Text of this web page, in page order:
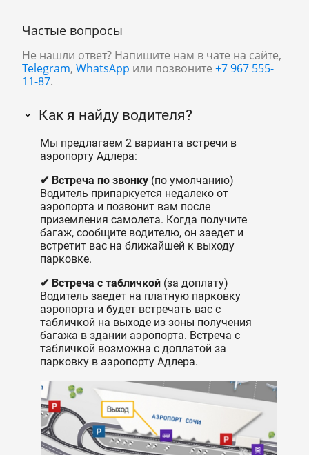
Частые вопросы
Не нашли ответ? Напишите нам в чате на сайте,
Telegram, WhatsApp или позвоните +7 967 555-
11-87.
Как я найду водителя?
Мы предлагаем 2 варианта встречи в
аэропорту Адлера:
✔ Встреча по звонку(по умолчанию)
Водитель припаркуется недалеко от
аэропорта и позвонит вам после
приземления самолета. Когда получите
багаж, сообщите водителю, он заедет и
встретит вас на ближайшей к выходу
парковке.
✔ Встреча с табличкой(за доплату)
Водитель заедет на платную парковку
аэропорта и будет встречать вас с
табличкой на выходе из зоны получения
багажа в здании аэропорта. Встреча с
табличкой возможна с доплатой за
парковку в аэропорту Адлера.